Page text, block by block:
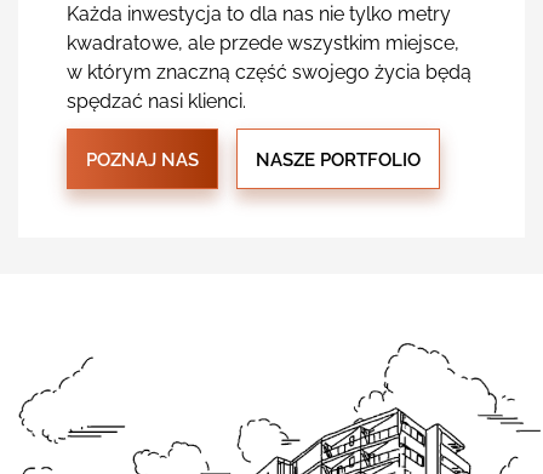
Każda inwestycja to dla nas nie tylko metry
kwadratowe, ale przede wszystkim miejsce,
w którym znaczną część swojego życia będą
spędzać nasi klienci.
POZNAJ NAS NASZE PORTFOLIO